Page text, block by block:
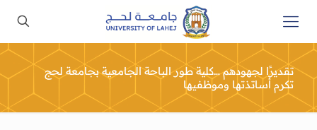
تقديرًا لجهودهم …كلية طور الباحة الجامعية بجامعة لحج
تكرم أساتذتها وموظفيها